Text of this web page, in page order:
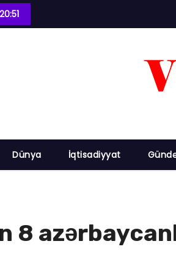
20:51
Dünya İqtisadiyyat
8